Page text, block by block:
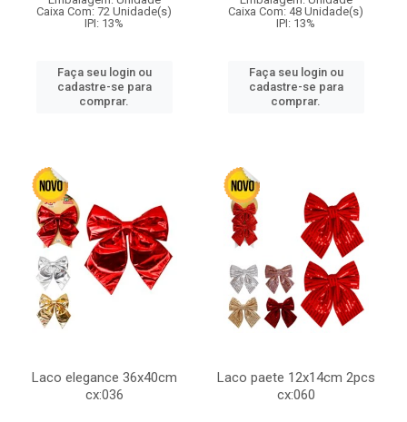
Caixa Com: 72 Unidade(s)
IPI: 13%
Faça seu login ou
cadastre-se para
comprar.
Caixa Com: 48 Unidade(s)
IPI: 13%
Faça seu login ou
cadastre-se para
comprar.
Laco elegance 36x40cm
cx:036
Laco paete 12x14cm 2pcs
cx:060